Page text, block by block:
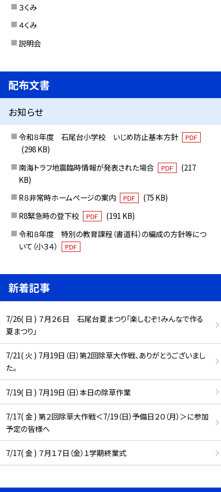
３くみ
４くみ
説明会
配布文書
お知らせ
令和８年度 石尾台小学校 いじめ防止基本方針 PDF
(298 KB)
南海トラフ地震臨時情報が発表された場合
PDF
(217
KB)
R８非常時ホームページの案内
PDF
(75 KB)
R8緊急時の登下校
PDF
(191 KB)
令和８年度 特別の教育課程（書道科）の編成の方針等につ
いて（小３４）
PDF
新着記事
7/26( 日 ) ７月２６日 石尾台夏まつり「楽しむぞ！みんなで作る
夏まつり」
7/21( 火 ) 7月19日（日）第2回除草大作戦、ありがとうございまし
た。
7/19( 日 ) 7月19日（日）本日の除草作業
7/17( 金 ) 第２回除草大作戦＜7/19（日）予備日２０（月）＞に参加
予定の皆様へ
7/17( 金 ) ７月１７日（金）１学期終業式